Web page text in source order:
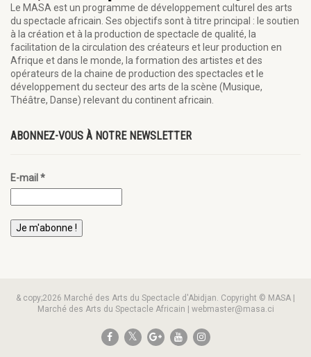
Le MASA est un programme de développement culturel des arts
du spectacle africain. Ses objectifs sont à titre principal : le soutien
à la création et à la production de spectacle de qualité, la
facilitation de la circulation des créateurs et leur production en
Afrique et dans le monde, la formation des artistes et des
opérateurs de la chaine de production des spectacles et le
développement du secteur des arts de la scène (Musique,
Théâtre, Danse) relevant du continent africain.
ABONNEZ-VOUS À NOTRE NEWSLETTER
E-mail*
& copy;2026 Marché des Arts du Spectacle d'Abidjan. Copyright © MASA |
Marché des Arts du Spectacle Africain | webmaster@masa.ci